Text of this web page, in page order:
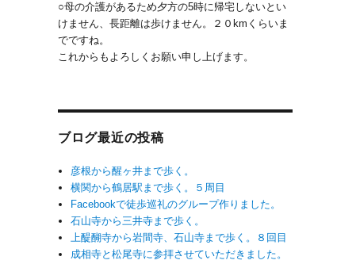
○母の介護があるため夕方の5時に帰宅しないとい
けません、長距離は歩けません。２０kmくらいま
でですね。
これからもよろしくお願い申し上げます。
ブログ最近の投稿
彦根から醒ヶ井まで歩く。
横関から鶴居駅まで歩く。５周目
Facebookで徒歩巡礼のグループ作りました。
石山寺から三井寺まで歩く。
上醍醐寺から岩間寺、石山寺まで歩く。８回目
成相寺と松尾寺に参拝させていただきました。